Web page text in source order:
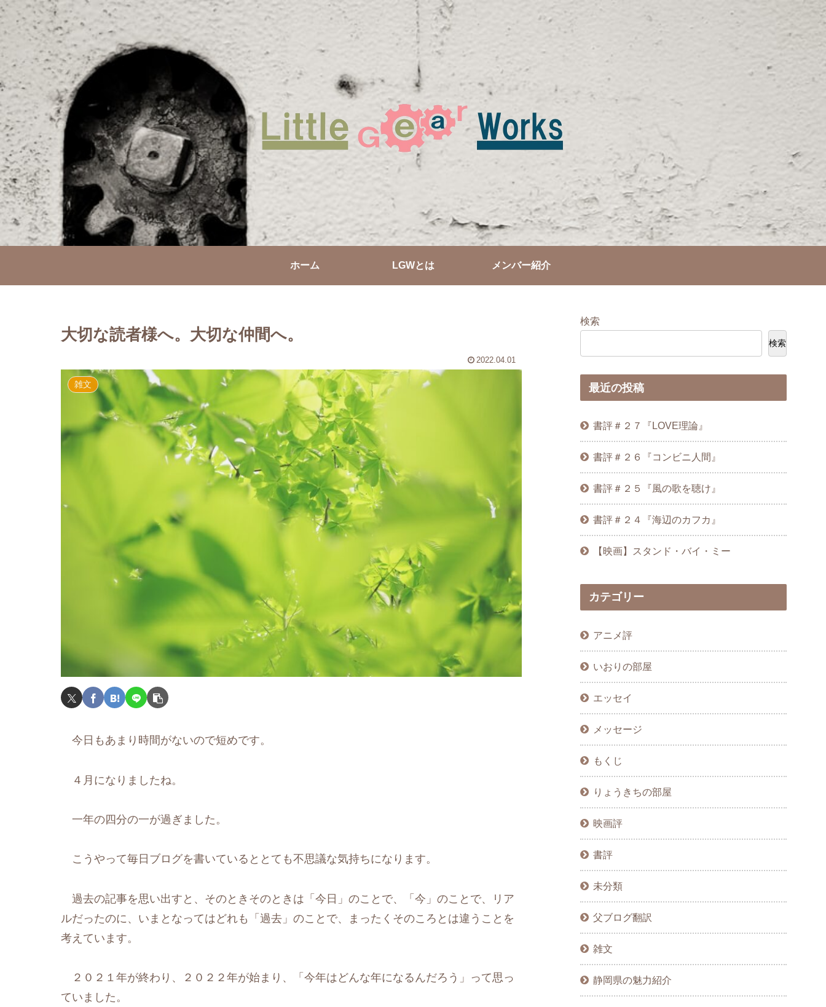
ホーム LGWとは メンバー紹介
大切な読者様へ。大切な仲間へ。
2022.04.01
雑文
今日もあまり時間がないので短めです。
４月になりましたね。
一年の四分の一が過ぎました。
こうやって毎日ブログを書いているととても不思議な気持ちになります。
過去の記事を思い出すと、そのときそのときは「今日」のことで、「今」のことで、リア
ルだったのに、いまとなってはどれも「過去」のことで、まったくそのころとは違うことを
考えています。
２０２１年が終わり、２０２２年が始まり、「今年はどんな年になるんだろう」って思っ
ていました。
検索
検索
最近の投稿
書評＃２７『LOVE理論』
書評＃２６『コンビニ人間』
書評＃２５『風の歌を聴け』
書評＃２４『海辺のカフカ』
【映画】スタンド・バイ・ミー
カテゴリー
アニメ評
いおりの部屋
エッセイ
メッセージ
もくじ
りょうきちの部屋
映画評
書評
未分類
父ブログ翻訳
雑文
静岡県の魅力紹介